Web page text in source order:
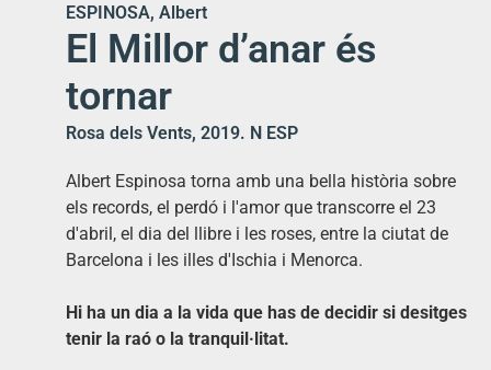
ESPINOSA, Albert
El Millor d’anar és
tornar
Rosa dels Vents, 2019. N ESP
Albert Espinosa torna amb una bella història sobre
els records, el perdó i l'amor que transcorre el 23
d'abril, el dia del llibre i les roses, entre la ciutat de
Barcelona i les illes d'Ischia i Menorca.
Hi ha un dia a la vida que has de decidir si desitges
tenir la raó o la tranquil·litat.